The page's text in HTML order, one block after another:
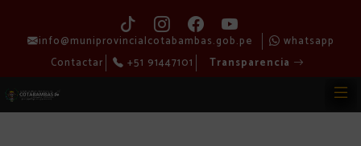
info@muniprovincialcotabambas.gob.pe
whatsapp
Contactar
+51 91447101 Transparencia